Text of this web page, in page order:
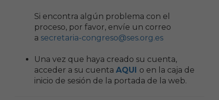
Si encontra algún problema con el
proceso, por favor, envíe un correo
a secretaria-congreso@ses.org.es
Una vez que haya creado su cuenta,
acceder a su cuenta AQUI o en la caja de
inicio de sesión de la portada de la web.